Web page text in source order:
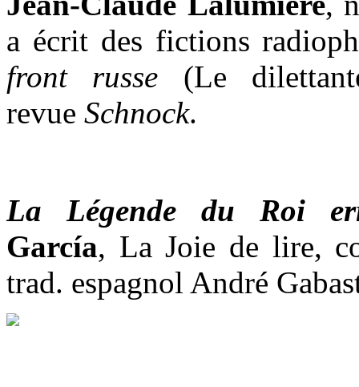
a écrit des fictions
front russe (Le
revue Schnock.
La Légende du Roi
García, La Joie de lire,
trad. espagnol André